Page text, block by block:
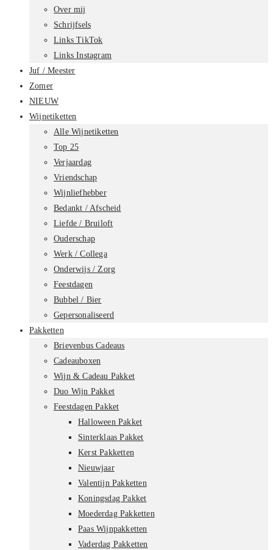
Over mij
Schrijfsels
Links TikTok
Links Instagram
Juf / Meester
Zomer
NIEUW
Wijnetiketten
Alle Wijnetiketten
Top 25
Verjaardag
Vriendschap
Wijnliefhebber
Bedankt / Afscheid
Liefde / Bruiloft
Ouderschap
Werk / Collega
Onderwijs / Zorg
Feestdagen
Bubbel / Bier
Gepersonaliseerd
Pakketten
Brievenbus Cadeaus
Cadeauboxen
Wijn & Cadeau Pakket
Duo Wijn Pakket
Feestdagen Pakket
Halloween Pakket
Sinterklaas Pakket
Kerst Pakketten
Nieuwjaar
Valentijn Pakketten
Koningsdag Pakket
Moederdag Pakketten
Paas Wijnpakketten
Vaderdag Pakketten